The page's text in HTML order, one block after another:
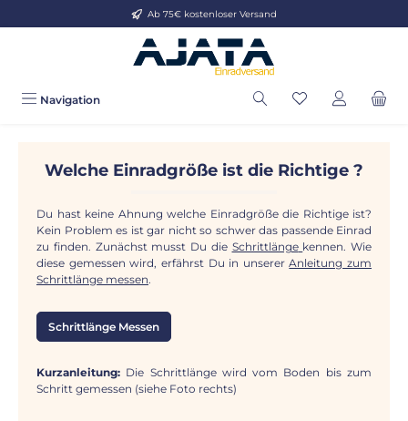
Zum Hauptinhalt springenAb 75€ kostenloser Versand
Navigation
Welche Einradgröße ist die Richtige ?
Du hast keine Ahnung welche Einradgröße die Richtige ist?
Kein Problem es ist gar nicht so schwer das passende Einrad
zu finden. Zunächst musst Du die Schrittlänge kennen. Wie
diese gemessen wird, erfährst Du in unsererAnleitung zum
Schrittlänge messen.
Schrittlänge Messen
Kurzanleitung: Die Schrittlänge wird vom Boden bis zum
Schritt gemessen (siehe Foto rechts)